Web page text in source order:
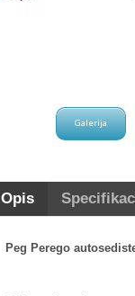
Opis
Peg Perego